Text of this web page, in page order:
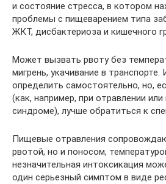
и состояние стресса, в котором
проблемы с пищеварением типа
ЖКТ, дисбактериоза и кишечного
Может вызвать рвоту без
мигрень, укачивание в
определить самостоятельно, но,
(как, например, при отравлении
синдроме), лучше обратиться к
Пищевые отравления
рвотой, но и поносом,
незначительная интоксикация
один серьезный симптом в виде